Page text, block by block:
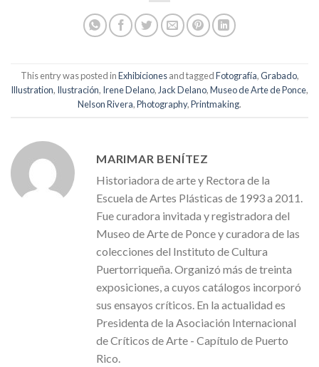
This entry was posted inExhibicionesand taggedFotografía,Grabado,
Illustration, Ilustración, Irene Delano, Jack Delano,Museo de Arte de Ponce,
Nelson Rivera,Photography,Printmaking.
MARIMAR BENÍTEZ
Historiadora de arte y Rectora de la
Escuela de Artes Plásticas de 1993 a 2011.
Fue curadora invitada y registradora del
Museo de Arte de Ponce y curadora de las
colecciones del Instituto de Cultura
Puertorriqueña. Organizó más de treinta
exposiciones, a cuyos catálogos incorporó
sus ensayos críticos. En la actualidad es
Presidenta de la Asociación Internacional
de Críticos de Arte - Capítulo de Puerto
Rico.